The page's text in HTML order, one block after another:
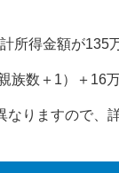
所得金額が135
族数＋1）＋16
なりますので、